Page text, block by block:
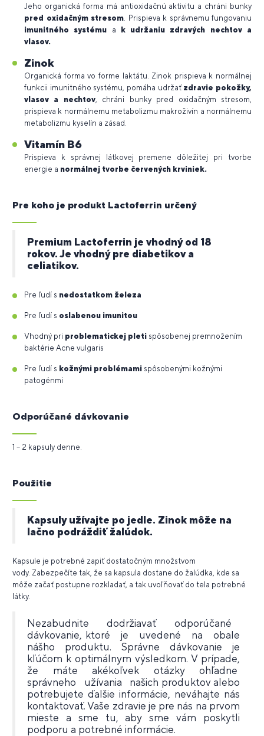
Jeho organická forma má antioxidačnú aktivitu a chráni bunky
pred oxidačným stresom . Prispieva k správnemu fungovaniu
imunitného systému a
k udržaniu zdravých nechtov a
vlasov.
Zinok
Organická forma vo forme laktátu. Zinok prispieva k normálnej
funkcii imunitného systému, pomáha udržať zdravie pokožky,
vlasov a nechtov, chráni bunky pred oxidačným stresom,
prispieva k normálnemu metabolizmu makroživín a normálnemu
metabolizmu kyselín a zásad.
Vitamín B6
Prispieva k správnej látkovej premene dôležitej pri tvorbe
energie a normálnej tvorbe červených krviniek.
Pre koho je produkt Lactoferrin určený
Premium Lactoferrin je vhodný od 18
rokov. Je vhodný pre diabetikov a
celiatikov.
Pre ľudí s nedostatkom železa
Pre ľudí s oslabenou imunitou
Vhodný pri problematickej pleti spôsobenej premnožením
baktérie Acne vulgaris
Pre ľudí s kožnými problémami spôsobenými kožnými
patogénmi
Odporúčané dávkovanie
1 – 2 kapsuly denne.
Použitie
Kapsuly užívajte po jedle. Zinok môže na
lačno podráždiť žalúdok.
Kapsule je potrebné zapiť dostatočným množstvom
vody. Zabezpečíte tak, že sa kapsula dostane do žalúdka, kde sa
môže začať postupne rozkladať, a tak uvoľňovať do tela potrebné
látky.
Nezabudnite dodržiavať odporúčané
dávkovanie, ktoré je uvedené na obale
nášho produktu. Správne dávkovanie je
kľúčom k optimálnym výsledkom. V prípade,
že máte akékoľvek otázky ohľadne
správneho užívania našich produktov alebo
potrebujete ďalšie informácie, neváhajte nás
kontaktovať. Vaše zdravie je pre nás na prvom
mieste a sme tu, aby sme vám poskytli
podporu a potrebné informácie.